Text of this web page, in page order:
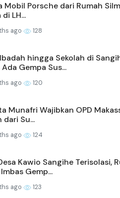
Mobil Porsche dari Rumah
LH...
ago 128
hingga Sekolah di
Gempa Sus...
ago 120
Munafri Wajibkan OPD
dari Su...
ago 124
Kawio Sangihe Terisolasi,
Gemp...
ago 123